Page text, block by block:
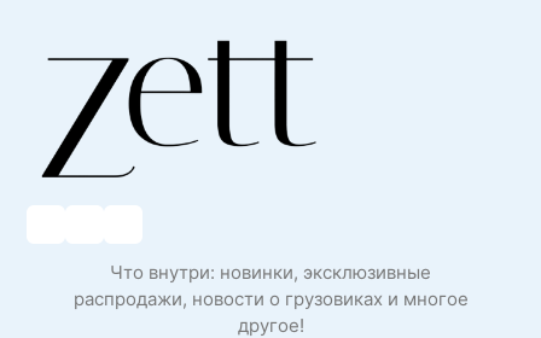
Что внутри: новинки, эксклюзивные
распродажи, новости о грузовиках и многое
другое!